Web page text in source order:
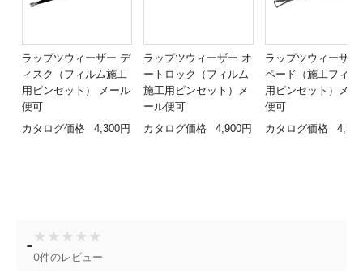
ラップツウィーザー デ
ィスク（フィルム施工
用ピンセット） メール
便可
カタログ価格
4,300円
ラップツウィーザー オ
ートロック（フィルム
施工用ピンセット）メ
ール便可
カタログ価格
4,900円
ラップツウィーザー
ペード（施工フィル
用ピンセット）メー
便可
カタログ価格
- ★ ★ ★ ★ ★
0件のレビュー